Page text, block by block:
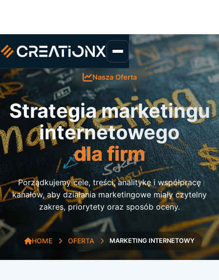
Nasza Oferta
Strategia marketingu
internetowego
dla firm
Porządkujemy cele, treści, analitykę i współpracę
kanałów, aby działania marketingowe miały czytelny
zakres, priorytety oraz sposób oceny.
HOME OFERTA MARKETING INTERNETOWY